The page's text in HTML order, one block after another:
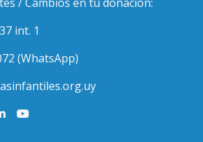
int. 1
(WhatsApp)